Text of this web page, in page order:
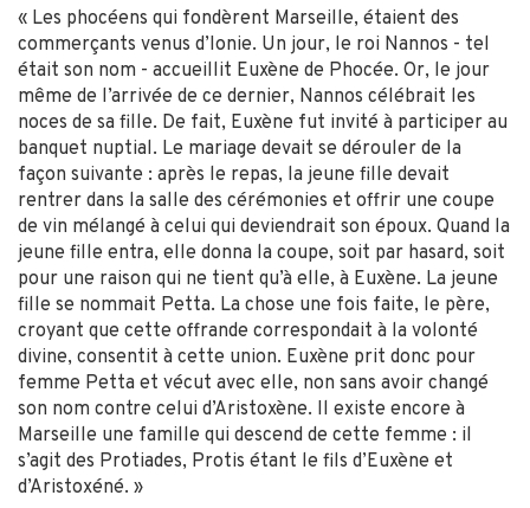
« Les phocéens qui fondèrent Marseille, étaient des
commerçants venus d’Ionie. Un jour, le roi Nannos - tel
était son nom - accueillit Euxène de Phocée. Or, le jour
même de l’arrivée de ce dernier, Nannos célébrait les
noces de sa fille. De fait, Euxène fut invité à participer au
banquet nuptial. Le mariage devait se dérouler de la
façon suivante : après le repas, la jeune fille devait
rentrer dans la salle des cérémonies et offrir une coupe
de vin mélangé à celui qui deviendrait son époux. Quand la
jeune fille entra, elle donna la coupe, soit par hasard, soit
pour une raison qui ne tient qu’à elle, à Euxène. La jeune
fille se nommait Petta. La chose une fois faite, le père,
croyant que cette offrande correspondait à la volonté
divine, consentit à cette union. Euxène prit donc pour
femme Petta et vécut avec elle, non sans avoir changé
son nom contre celui d’Aristoxène. Il existe encore à
Marseille une famille qui descend de cette femme : il
s’agit des Protiades, Protis étant le fils d’Euxène et
d’Aristoxéné. »